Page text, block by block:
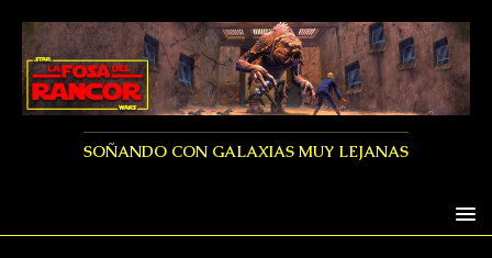
SOÑANDO CON GALAXIAS MUY LEJANAS